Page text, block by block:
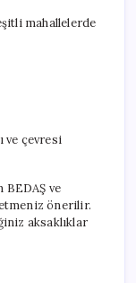
mahallelerde
ve çevresi
ve
önerilir.
aksaklıklar